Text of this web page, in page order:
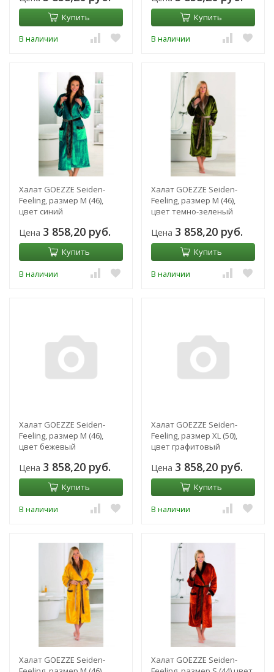
Купить
В наличии
Купить
В наличии
Халат GOEZZE Seiden-
Feeling, размер M (46),
цвет синий
Цена 3 858,20 руб.
Купить
В наличии
Халат GOEZZE Seiden-
Feeling, размер M (46),
цвет темно-зеленый
Цена 3 858,20 руб.
Купить
В наличии
Халат GOEZZE Seiden-
Feeling, размер M (46),
цвет бежевый
Цена 3 858,20 руб.
Купить
В наличии
Халат GOEZZE Seiden-
Feeling, размер XL (50),
цвет графитовый
Цена 3 858,20 руб.
Купить
В наличии
Халат GOEZZE Seiden-
Халат GOEZZE Seiden-